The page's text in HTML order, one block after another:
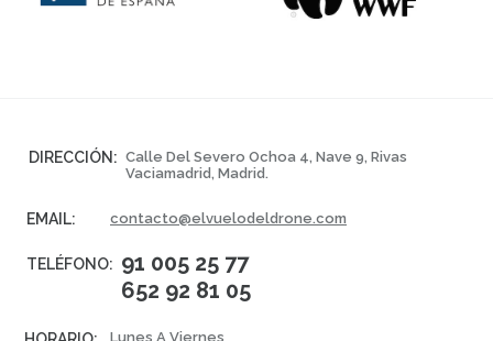
DIRECCIÓN: Calle Del Severo Ochoa 4, Nave 9, Rivas
Vaciamadrid, Madrid.
EMAIL: contacto@elvuelodeldrone.com
TELÉFONO: 91 005 25 77
652 92 81 05
Lunes A Viernes